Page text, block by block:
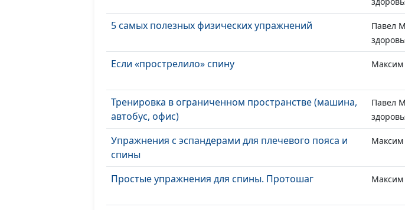
5 самых полезных физических упражнений
Павел
Если «прострелило» спину
Тренировка в ограниченном пространстве (машина,
автобус, офис)
Павел
Упражнения с эспандерами для плечевого пояса и
спины
Простые упражнения для спины. Протошаг